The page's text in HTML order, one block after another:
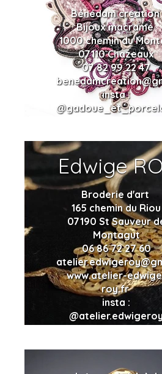
Bénédam création
Bijoux macramé
1000 chemin du
07110 Chazeaux
07 82 99 22 47
insta :
Edwige
Broderie d'art
165 chemin du Riou
07190 St Sauveur
Montagut
06 86 72 27 60
www.atelier-
roy.fr
insta :
@atelier.edwigeroy